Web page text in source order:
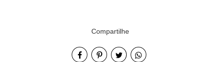
Compartilhe